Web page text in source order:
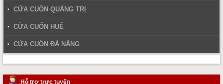
CỬA CUỐN QUẢNG TRỊ
CỬA CUỐN HUẾ
CỬA CUỐN ĐÀ NẴNG
Hỗ trợ trực tuyến